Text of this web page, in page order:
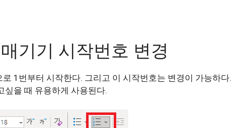
기기 시작번호 변경
1번부터 시작한다. 그리고 이 시작번호는 변경이 가능하다.
싶을 때 유용하게 사용된다.